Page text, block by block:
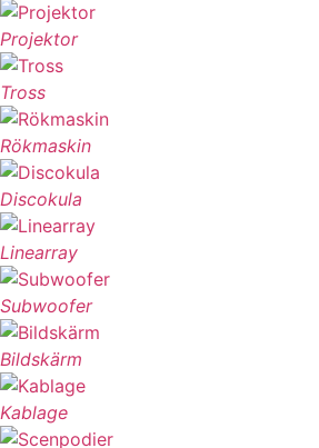
Projektor
Tross
Rökmaskin
Discokula
Linearray
Subwoofer
Bildskärm
Kablage